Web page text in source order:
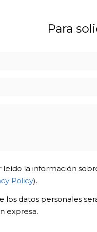
Para
la información
Policy).
los datos personales
expresa.